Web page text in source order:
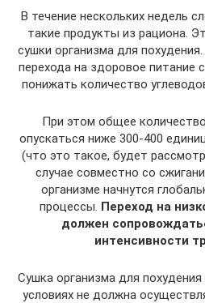
В течение нескольких недель
такие продукты из рациона.
сушки организма для
перехода на здоровое питание
понижать количество
При этом общее
опускаться ниже 300-400
(что это такое, будет
случае совместно со
организме начнутся
процессы. Переход на
должен
интенсивности
Сушка организма для
условиях не должна